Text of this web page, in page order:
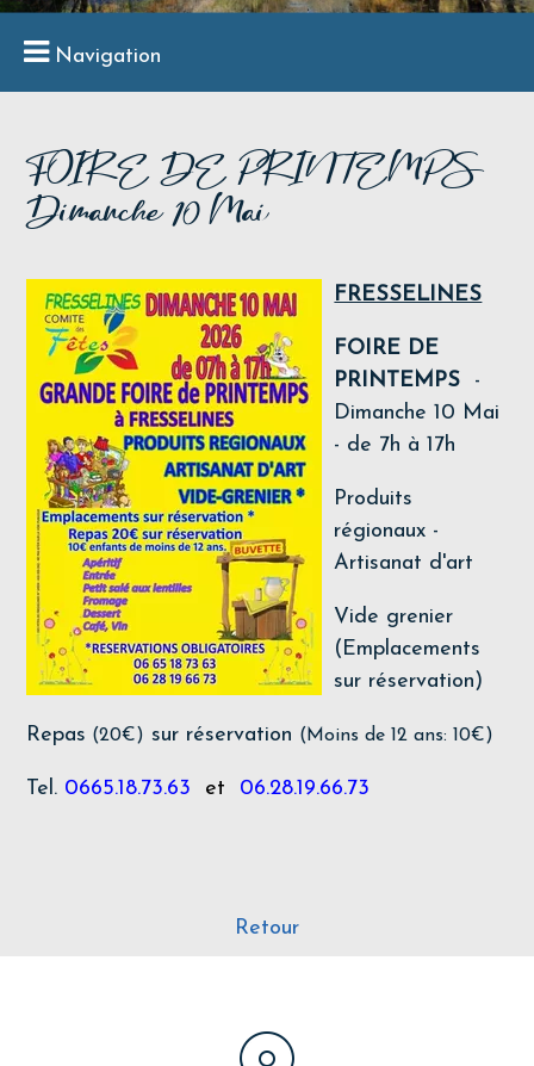
Navigation
FOIRE DE PRINTEMPS
Dimanche 10 Mai
FRESSELINES
FOIRE DE
PRINTEMPS
-
Dimanche 10 Mai
- de 7h à 17h
Produits
régionaux -
Artisanat d'art
Vide grenier
(Emplacements
sur réservation)
Repas (20€) sur réservation (Moins de 12 ans: 10€)
Tel. 0665.18.73.63 et 06.28.19.66.73
Retour